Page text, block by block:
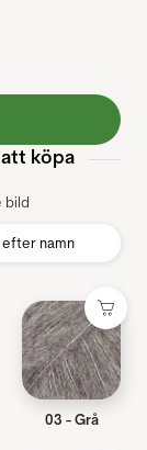
köpa
bild
namn
03 - Grå